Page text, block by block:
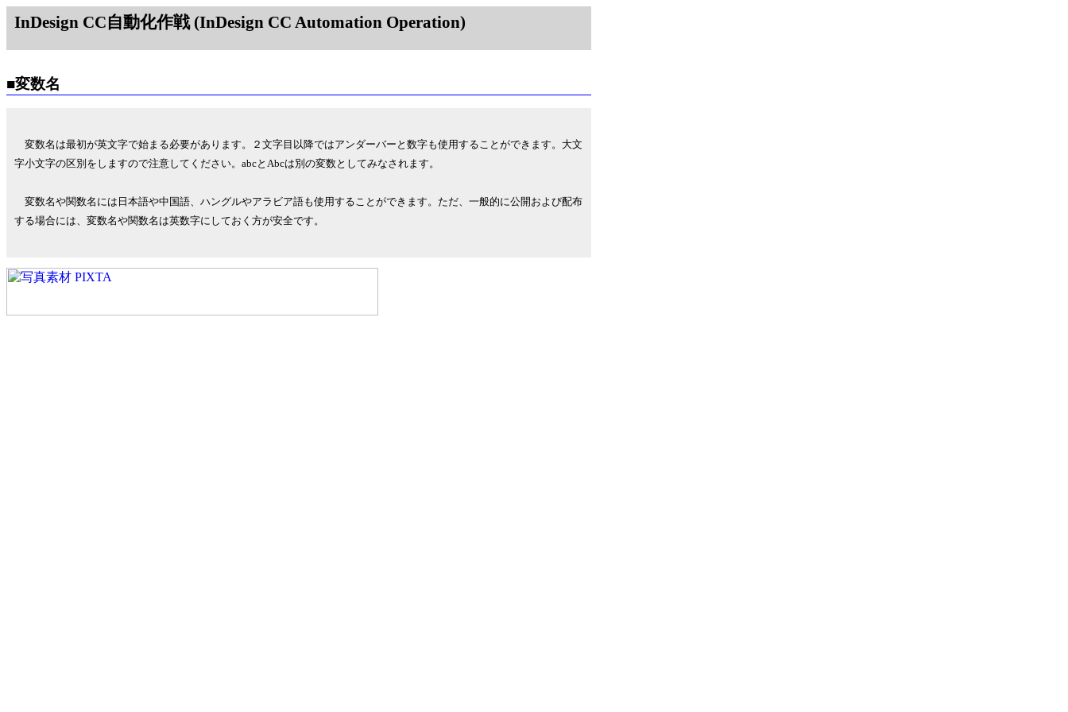
InDesign CC自動化作戦 (InDesign CC Automation Operation)
■変数名
変数名は最初が英文字で始まる必要があります。２文字目以降ではアンダーバーと数字も使用することができます。大文
字小文字の区別をしますので注意してください。abcとAbcは別の変数としてみなされます。
変数名や関数名には日本語や中国語、ハングルやアラビア語も使用することができます。ただ、一般的に公開および配布
する場合には、変数名や関数名は英数字にしておく方が安全です。